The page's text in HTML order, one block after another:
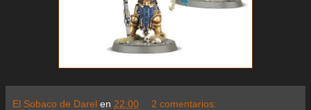
El Sobaco de Darel en 22:00 2 comentarios: